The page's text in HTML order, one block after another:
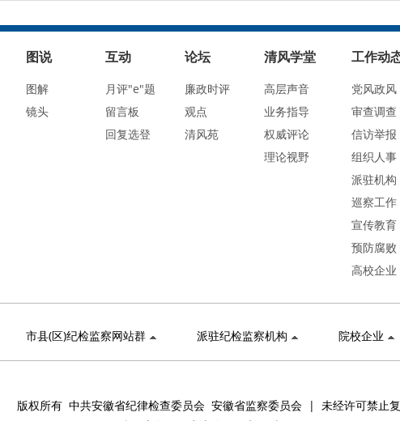
图说
图解
镜头
互动
月评"e"题
留言板
回复选登
论坛
廉政时评
观点
清风苑
清风学堂
高层声音
业务指导
权威评论
理论视野
工作动
党风政风
审查调查
信访举报
组织人事
派驻机构
巡察工作
宣传教育
预防腐败
高校企业
市县(区)纪检监察网站群 派驻纪检监察机构 院校企业
版权所有 中共安徽省纪律检查委员会 安徽省监察委员会 | 未经许可禁止